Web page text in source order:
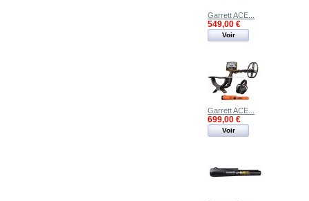
Garrett ACE...
549,00 €
Voir
Garrett ACE...
699,00 €
Voir